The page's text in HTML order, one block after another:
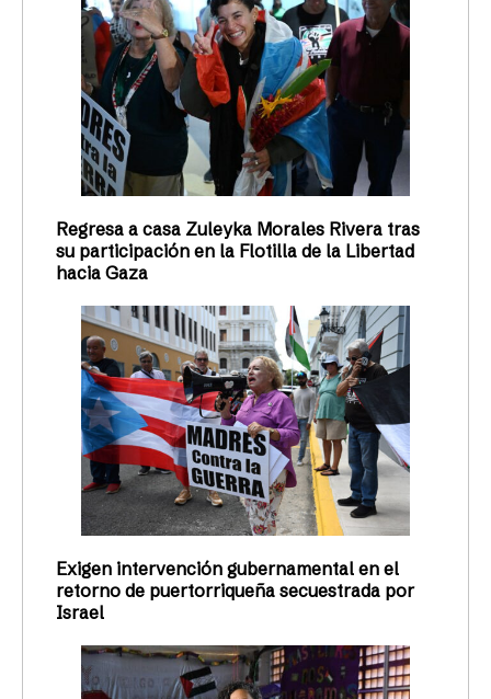
Regresa a casa Zuleyka Morales Rivera tras
su participación en la Flotilla de la Libertad
hacia Gaza
Exigen intervención gubernamental en el
retorno de puertorriqueña secuestrada por
Israel